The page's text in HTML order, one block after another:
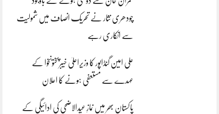
چودھری نثار نے تحریک انصاف میں شمولیت
سے انکاری رہے
علی امین گنڈاپور کا وزیراعلیٰ خیبرپختونخوا کے
عہدے سے مستعفی ہونے کا اعلان
پاکستان بھر میں نمازِ عیدالاضحی کی ادائیگی کے